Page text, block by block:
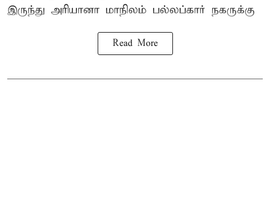
இருந்து அரியானா மாநிலம் பல்லப்கார் நகருக்கு
Read More